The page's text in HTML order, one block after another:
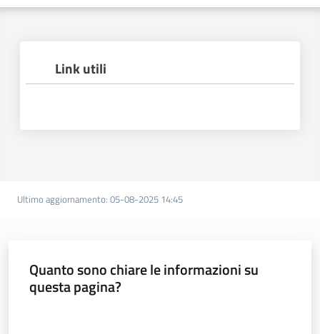
Link utili
Ultimo aggiornamento: 05-08-2025 14:45
Quanto sono chiare le informazioni su
questa pagina?